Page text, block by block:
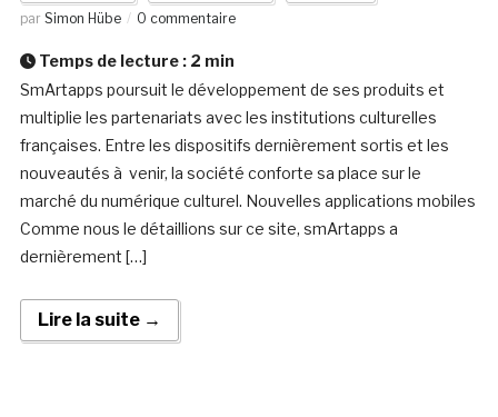
par Simon Hübe 0 commentaire
Temps de lecture : 2 min
SmArtapps poursuit le développement de ses produits et
multiplie les partenariats avec les institutions culturelles
françaises. Entre les dispositifs dernièrement sortis et les
nouveautés à venir, la société conforte sa place sur le
marché du numérique culturel. Nouvelles applications mobiles
Comme nous le détaillions sur ce site, smArtapps a
dernièrement […]
Lire la suite →